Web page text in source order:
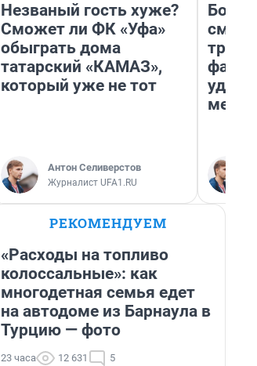
Незваный гость хуже?
Сможет ли ФК «Уфа»
обыграть дома
татарский «КАМАЗ»,
который уже не тот
Антон Селиверстов
Журналист UFA1.RU
месте
РЕКОМЕНДУЕМ
«Расходы на топливо
колоссальные»: как
многодетная семья едет
на автодоме из Барнаула в
Турцию — фото
23 часа 12 631 5